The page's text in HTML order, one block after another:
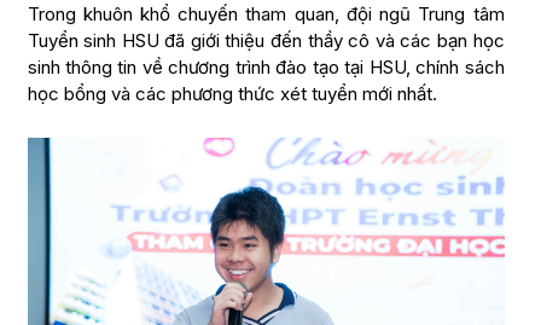
Trong khuôn khổ chuyến tham quan, đội ngũ Trung tâm
Tuyển sinh HSU đã giới thiệu đến thầy cô và các bạn học
sinh thông tin về chương trình đào tạo tại HSU, chính sách
học bổng và các phương thức xét tuyển mới nhất.